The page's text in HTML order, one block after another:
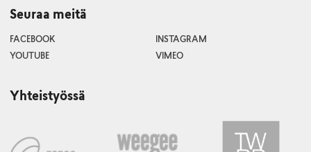
Seuraa meitä
FACEBOOK
INSTAGRAM
YOUTUBE
VIMEO
Yhteistyössä